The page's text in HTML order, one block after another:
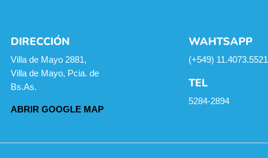
DIRECCIÓN
Villa de Mayo 2881,
Villa de Mayo, Pcia. de
Bs.As.
ABRIR GOOGLE MAP
WAHTSAPP
(+549) 11.4073.5521
TEL
5284-2894